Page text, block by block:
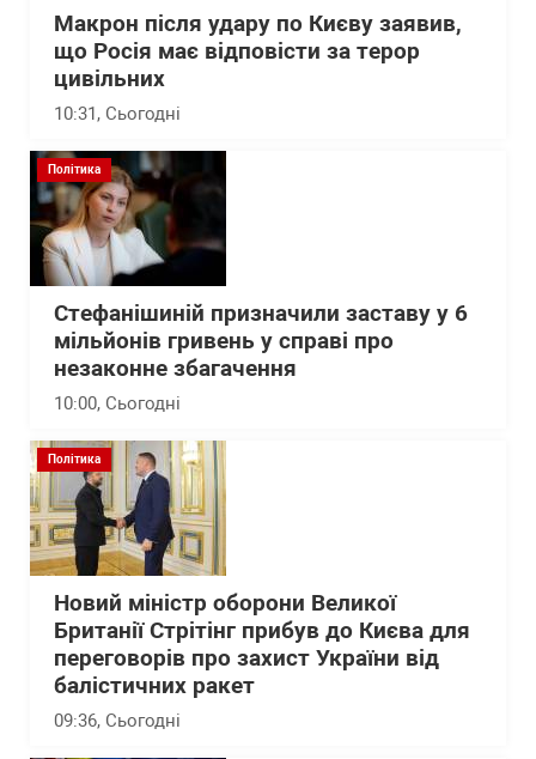
Макрон після удару по Києву заявив,
що Росія має відповісти за терор
цивільних
10:31, Сьогодні
Політика
Стефанішиній призначили заставу у 6
мільйонів гривень у справі про
незаконне збагачення
10:00, Сьогодні
Політика
Новий міністр оборони Великої
Британії Стрітінг прибув до Києва для
переговорів про захист України від
балістичних ракет
09:36, Сьогодні